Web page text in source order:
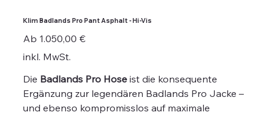
Klim Badlands Pro Pant Asphalt - Hi-Vis
Ab Preis
1.050,00 €
inkl. MwSt.
Die Badlands Pro Hose ist die konsequente
Ergänzung zur legendären Badlands Pro Jacke –
und ebenso kompromisslos auf maximale